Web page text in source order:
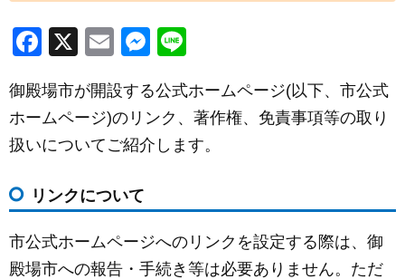
F
c
e
b
o
o
k
X
E
ail
M
ss
e
n
er
e
御殿場市が開設する公式ホームページ(以下、市公式
ホームページ)のリンク、著作権、免責事項等の取り
扱いについてご紹介します。
リンクについて
市公式ホームページへのリンクを設定する際は、御
殿場市への報告・手続き等は必要ありません。ただ